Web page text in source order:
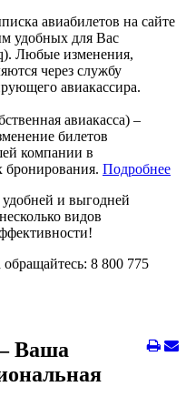
авиабилетов на сайте
удобных для Вас
Любые изменения,
через службу
авиакассира.
авиакасса) –
билетов
компании в
бронирования. Подробнее
и выгодней
видов
8 800 775
Ваша